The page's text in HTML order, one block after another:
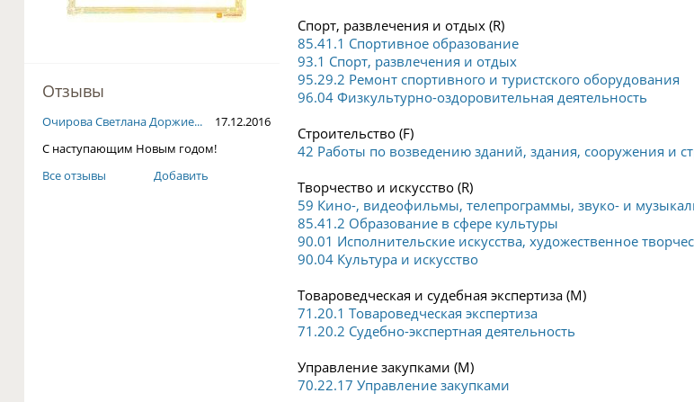
Отзывы
Очирова Светлана Доржие...
17.12.2016
С наступающим Новым годом!
Все отзывы
Добавить
Спорт, развлечения и отдых (R)
85.41.1 Спортивное образование
93.1 Спорт, развлечения и отдых
95.29.2 Ремонт спортивного и туристского оборудования
96.04 Физкультурно-оздоровительная деятельность
Строительство (F)
42 Работы по возведению зданий, здания, сооружения и
Творчество и искусство (R)
59 Кино-, видеофильмы, телепрограммы, звуко- и
85.41.2 Образование в сфере культуры
90.01 Исполнительские искусства, художественное
90.04 Культура и искусство
Товароведческая и судебная экспертиза (M)
71.20.1 Товароведческая экспертиза
71.20.2 Судебно-экспертная деятельность
Управление закупками (M)
70.22.17 Управление закупками